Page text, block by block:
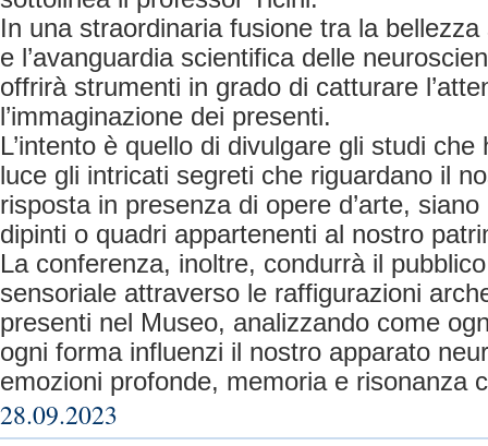
In una straordinaria fusione tra la bellezza
e l’avanguardia scientifica delle
offrirà strumenti in grado di catturare
l’immaginazione dei presenti.
L’intento è quello di divulgare gli studi
luce gli intricati segreti che riguardano il
risposta in presenza di opere d’arte,
dipinti o quadri appartenenti al nostro
La conferenza, inoltre, condurrà il
sensoriale attraverso le raffigurazioni
presenti nel Museo, analizzando come
ogni forma influenzi il nostro apparato
emozioni profonde, memoria e risonanza
28.09.2023